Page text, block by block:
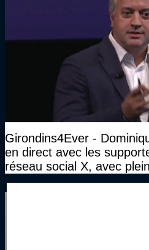
Girondins4Ever -
en direct avec les
réseau social X, avec
clé